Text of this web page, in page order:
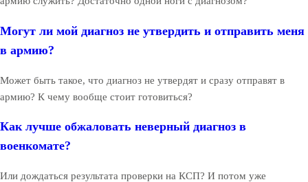
Могут ли мой диагноз не утвердить и отправить меня
в армию?
Может быть такое, что диагноз не утвердят и сразу отправят в
армию? К чему вообще стоит готовиться?
Как лучше обжаловать неверный диагноз в
военкомате?
Или дождаться результата проверки на КСП? И потом уже